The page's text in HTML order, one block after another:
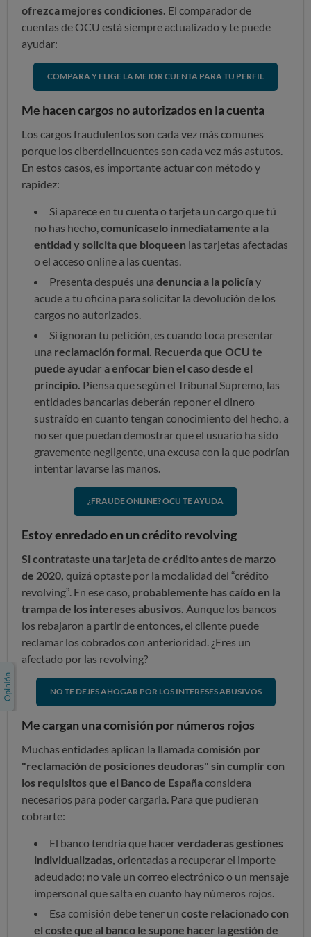
ofrezca mejores condiciones. El comparador de
cuentas de OCU está siempre actualizado y te puede
ayudar:
COMPARA Y ELIGE LA MEJOR CUENTA PARA TU PERFIL
Me hacen cargos no autorizados en la cuenta
Los cargos fraudulentos son cada vez más comunes
porque los ciberdelincuentes son cada vez más astutos.
En estos casos, es importante actuar con método y
rapidez:
Si aparece en tu cuenta o tarjeta un cargo que tú
no has hecho, comunícaselo inmediatamente a la
entidad y solicita que bloqueen las tarjetas afectadas
o el acceso online a las cuentas.
Presenta después una denuncia a la policíay
acude a tu oficina para solicitar la devolución de los
cargos no autorizados.
Si ignoran tu petición, es cuando toca presentar
una reclamación formal. Recuerda que OCU te
puede ayudar a enfocar bien el caso desde el
principio. Piensa que según el Tribunal Supremo, las
entidades bancarias deberán reponer el dinero
sustraído en cuanto tengan conocimiento del hecho, a
no ser que puedan demostrar que el usuario ha sido
gravemente negligente, una excusa con la que podrían
intentar lavarse las manos.
¿FRAUDE ONLINE? OCU TE AYUDA
Estoy enredado en un crédito revolving
Si contrataste una tarjeta de crédito antes de marzo
de 2020, quizá optaste por la modalidad del “crédito
revolving”. En ese caso, probablemente has caído en la
trampa de los intereses abusivos. Aunque los bancos
los rebajaron a partir de entonces, el cliente puede
reclamar los cobrados con anterioridad. ¿Eres un
afectado por las revolving?
NO TE DEJES AHOGAR POR LOS INTERESES ABUSIVOS
Me cargan una comisión por números rojos
Muchas entidades aplican la llamada comisión por
"reclamación de posiciones deudoras" sin cumplir con
los requisitos que el Banco de Españaconsidera
necesarios para poder cargarla. Para que pudieran
cobrarte:
El banco tendría que hacerverdaderas gestiones
individualizadas, orientadas a recuperar el importe
adeudado; no vale un correo electrónico o un mensaje
impersonal que salta en cuanto hay números rojos.
Esa comisión debe tener un coste relacionado con
el coste que al banco le supone hacer la gestión de